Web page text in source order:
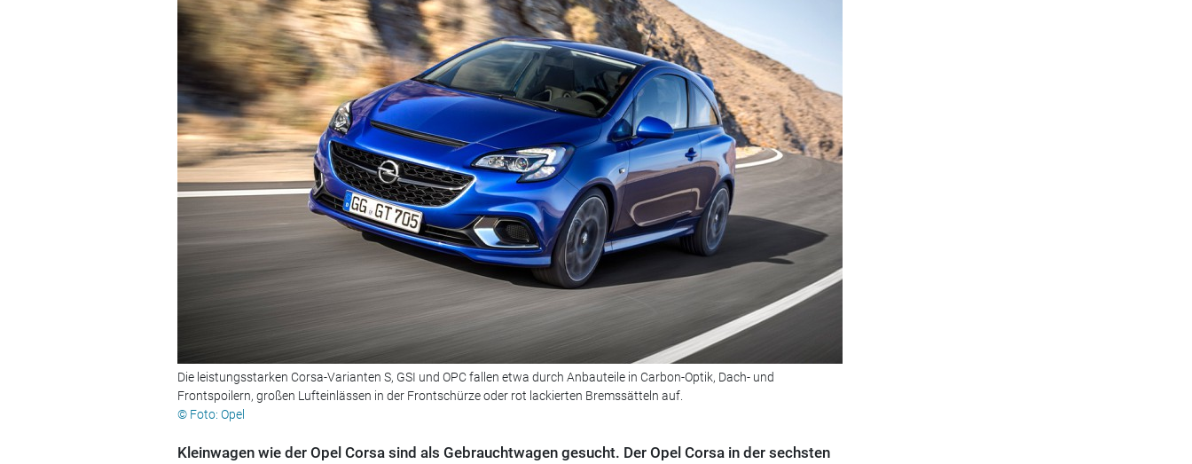
Die leistungsstarken Corsa-Varianten S, GSI und OPC fallen etwa durch Anbauteile in Carbon-Optik, Dach- und
Frontspoilern, großen Lufteinlässen in der Frontschürze oder rot lackierten Bremssätteln auf.
© Foto: Opel
Kleinwagen wie der Opel Corsa sind als Gebrauchtwagen gesucht. Der Opel Corsa in der sechsten